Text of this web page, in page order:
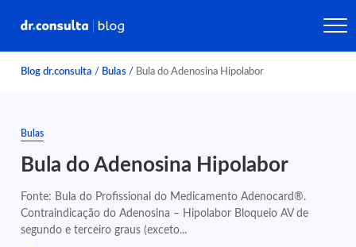
Blog dr.consulta / Bulas / Bula do Adenosina Hipolabor
Bulas
Bula do Adenosina Hipolabor
Fonte: Bula do Profissional do Medicamento Adenocard®.
Contraindicação do Adenosina – Hipolabor Bloqueio AV de
segundo e terceiro graus (exceto...